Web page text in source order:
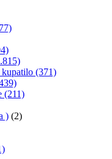
kupatilo (371)
(211)
) (2)